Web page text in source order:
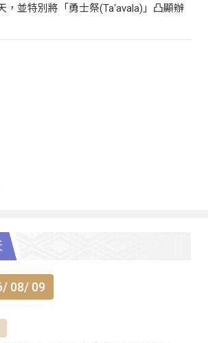
，並特別將「勇士祭(Ta‘avala)」凸顯辦
08/ 09